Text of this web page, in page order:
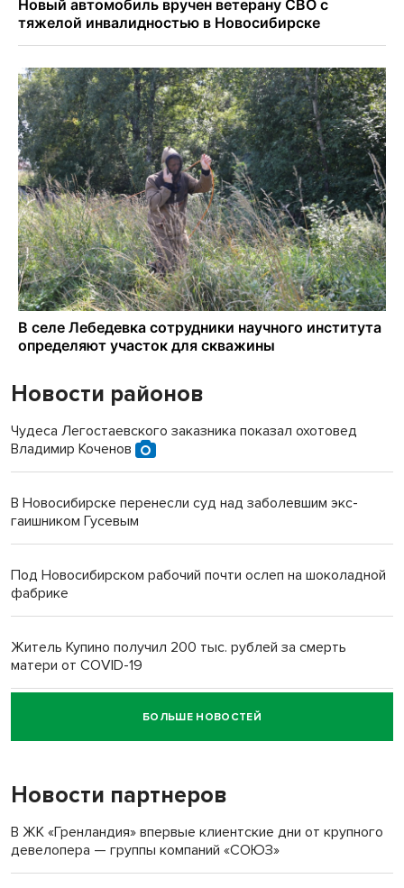
Новости районов
Чудеса Легостаевского заказника показал охотовед
Владимир Коченов
В Новосибирске перенесли суд над заболевшим экс-
гаишником Гусевым
Под Новосибирском рабочий почти ослеп на шоколадной
фабрике
Житель Купино получил 200 тыс. рублей за смерть
матери от COVID-19
Новосибирский суд наказал водителя за смерть
пенсионерки на вокзале
БОЛЬШЕ НОВОСТЕЙ
Новости партнеров
В ЖК «Гренландия» впервые клиентские дни от крупного
девелопера — группы компаний «СОЮЗ»